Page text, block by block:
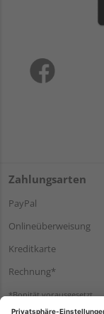
Zahlungsarten
PayPal
Onlineüberweisung
Kreditkarte
Rechnung*
*Bonität vorausgesetzt